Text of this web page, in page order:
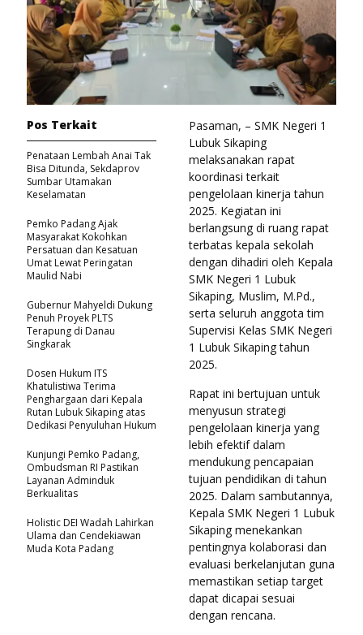
Pasaman, – SMK Negeri 1
Lubuk Sikaping
melaksanakan rapat
koordinasi terkait
pengelolaan kinerja tahun
2025. Kegiatan ini
berlangsung di ruang rapat
terbatas kepala sekolah
dengan dihadiri oleh Kepala
SMK Negeri 1 Lubuk
Sikaping, Muslim, M.Pd.,
serta seluruh anggota tim
Supervisi Kelas SMK Negeri
1 Lubuk Sikaping tahun
2025.
Rapat ini bertujuan untuk
menyusun strategi
pengelolaan kinerja yang
lebih efektif dalam
mendukung pencapaian
tujuan pendidikan di tahun
2025. Dalam sambutannya,
Kepala SMK Negeri 1 Lubuk
Sikaping menekankan
pentingnya kolaborasi dan
evaluasi berkelanjutan guna
memastikan setiap target
dapat dicapai sesuai
dengan rencana.
Pos Terkait
Penataan Lembah Anai Tak
Bisa Ditunda, Sekdaprov
Sumbar Utamakan
Keselamatan
Pemko Padang Ajak
Masyarakat Kokohkan
Persatuan dan Kesatuan
Umat Lewat Peringatan
Maulid Nabi
Gubernur Mahyeldi Dukung
Penuh Proyek PLTS
Terapung di Danau
Singkarak
Dosen Hukum ITS
Khatulistiwa Terima
Penghargaan dari Kepala
Rutan Lubuk Sikaping atas
Dedikasi Penyuluhan Hukum
Kunjungi Pemko Padang,
Ombudsman RI Pastikan
Layanan Adminduk
Berkualitas
Holistic DEI Wadah Lahirkan
Ulama dan Cendekiawan
Muda Kota Padang